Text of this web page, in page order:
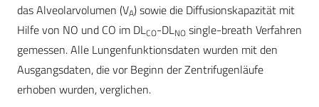
das Alveolarvolumen (VA) sowie die Diffusionskapazität mit
Hilfe von NO und CO im DLCO-DLNO single-breath Verfahren
gemessen. Alle Lungenfunktionsdaten wurden mit den
Ausgangsdaten, die vor Beginn der Zentrifugenläufe
erhoben wurden, verglichen.